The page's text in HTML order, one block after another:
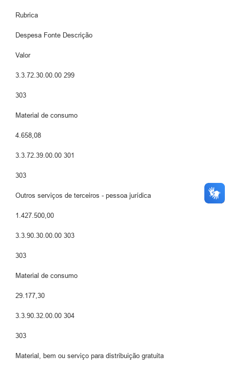
Rubrica
Despesa Fonte Descrição
Valor
3.3.72.30.00.00 299
303
Material de consumo
4.658,08
3.3.72.39.00.00 301
303
Outros serviços de terceiros - pessoa jurídica
1.427.500,00
3.3.90.30.00.00 303
303
Material de consumo
29.177,30
3.3.90.32.00.00 304
303
Material, bem ou serviço para distribuição gratuita